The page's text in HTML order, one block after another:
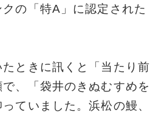
の「特A」に認定された
ときに訊くと「当たり前
、「袋井のきぬむすめを
ていました。浜松の鰻、